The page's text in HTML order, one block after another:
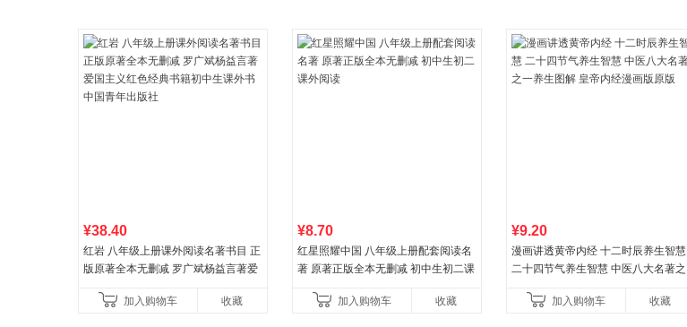
¥38.40
红岩 八年级上册课外阅读名著书目 正
版原著全本无删减 罗广斌杨益言著爱
国青年出版社加入购物车 收藏
¥8.70
红星照耀中国 八年级上册配套阅读名
著 原著正版全本无删减 初中生初二课
加入购物车
收藏
¥9.20
漫画讲透黄帝内经 十二时辰养生智慧
二十四节气养生智慧 中医八大名著之
加入购物车
收藏